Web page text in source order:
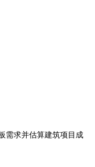
需求并估算建筑项目成